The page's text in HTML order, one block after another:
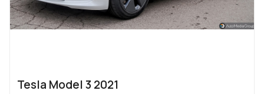
Tesla Model 3 2021